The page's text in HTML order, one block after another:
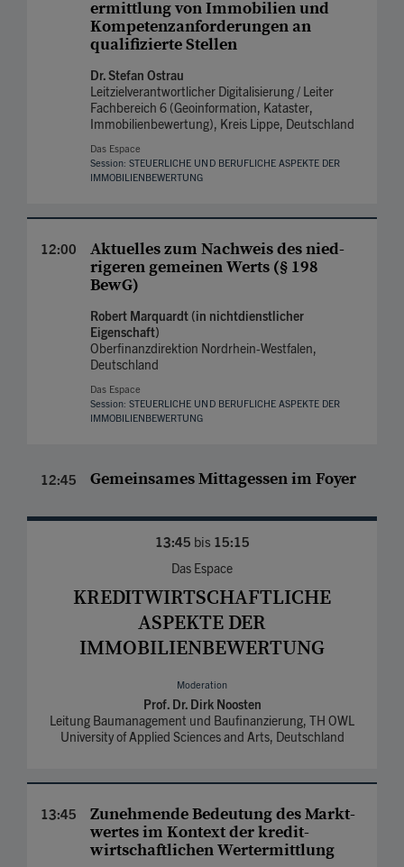
ermittlung von Immo­bilien und
Kompetenz­anforderungen an
qualifi­zierte Stellen
Dr. Stefan Ostrau
Leitzielverantwortlicher Digitalisierung / Leiter
Fachbereich 6 (Geoinformation, Kataster,
Immobilienbewertung), Kreis Lippe, Deutschland
Das Espace
Session: STEUERLICHE UND BERUF­LICHE ASPEKTE DER
IMMOBILIEN­BEWERTUNG
12:00
Aktuelles zum Nach­weis des nied­
rigeren gemeinen Werts (§ 198
BewG)
Robert Marquardt (in nichtdienstlicher
Eigenschaft)
Oberfinanzdirektion Nordrhein-Westfalen,
Deutschland
Das Espace
Session: STEUERLICHE UND BERUF­LICHE ASPEKTE DER
IMMOBILIEN­BEWERTUNG
12:45 Gemeinsames Mittagessen im Foyer
13:45 bis 15:15
Das Espace
KREDITWIRTSCHAFTLICHE
ASPEKTE DER
IMMOBILIENBEWERTUNG
Moderation
Prof. Dr. Dirk Noosten
Leitung Baumanagement und Baufinanzierung, TH OWL
University of Applied Sciences and Arts, Deutschland
13:45
Zunehmende Bedeu­tung des Markt­
wertes im Kontext der kredit­
wirtschaft­lichen Wert­ermittlung